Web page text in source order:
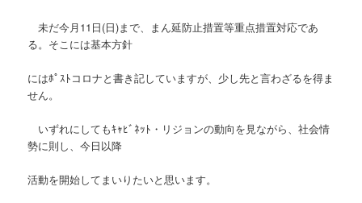
未だ今月11日(日)まで、まん延防止措置等重点措置対応であ
る。そこには基本方針
にはﾎﾟｽﾄコロナと書き記していますが、少し先と言わざるを得ま
せん。
いずれにしてもｷｬﾋﾞﾈｯﾄ・リジョンの動向を見ながら、社会情
勢に則し、今日以降
活動を開始してまいりたいと思います。